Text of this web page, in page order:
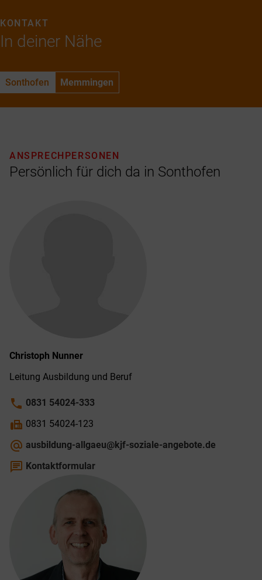
In deiner Nähe
KONTAKT
Sonthofen Memmingen
Persönlich für dich da in Sonthofen
ANSPRECHPERSONEN
Christoph Nunner
Leitung Ausbildung und Beruf
phone 0831 54024-333
fax 0831 54024-123
alternate_email ausbildung-allgaeu@kjf-soziale-angebote.de
chat Kontaktformular